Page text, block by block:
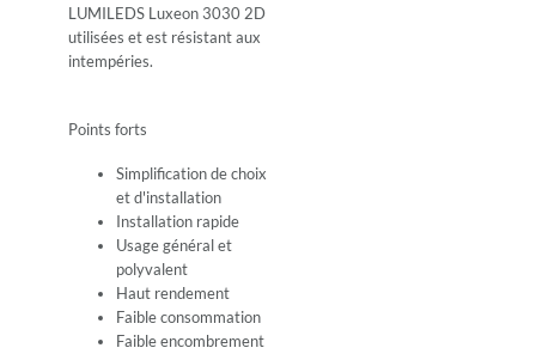
LUMILEDS Luxeon 3030 2D
utilisées et est résistant aux
intempéries.
Points forts
Simplification de choix
et d'installation
Installation rapide
Usage général et
polyvalent
Haut rendement
Faible consommation
Faible encombrement